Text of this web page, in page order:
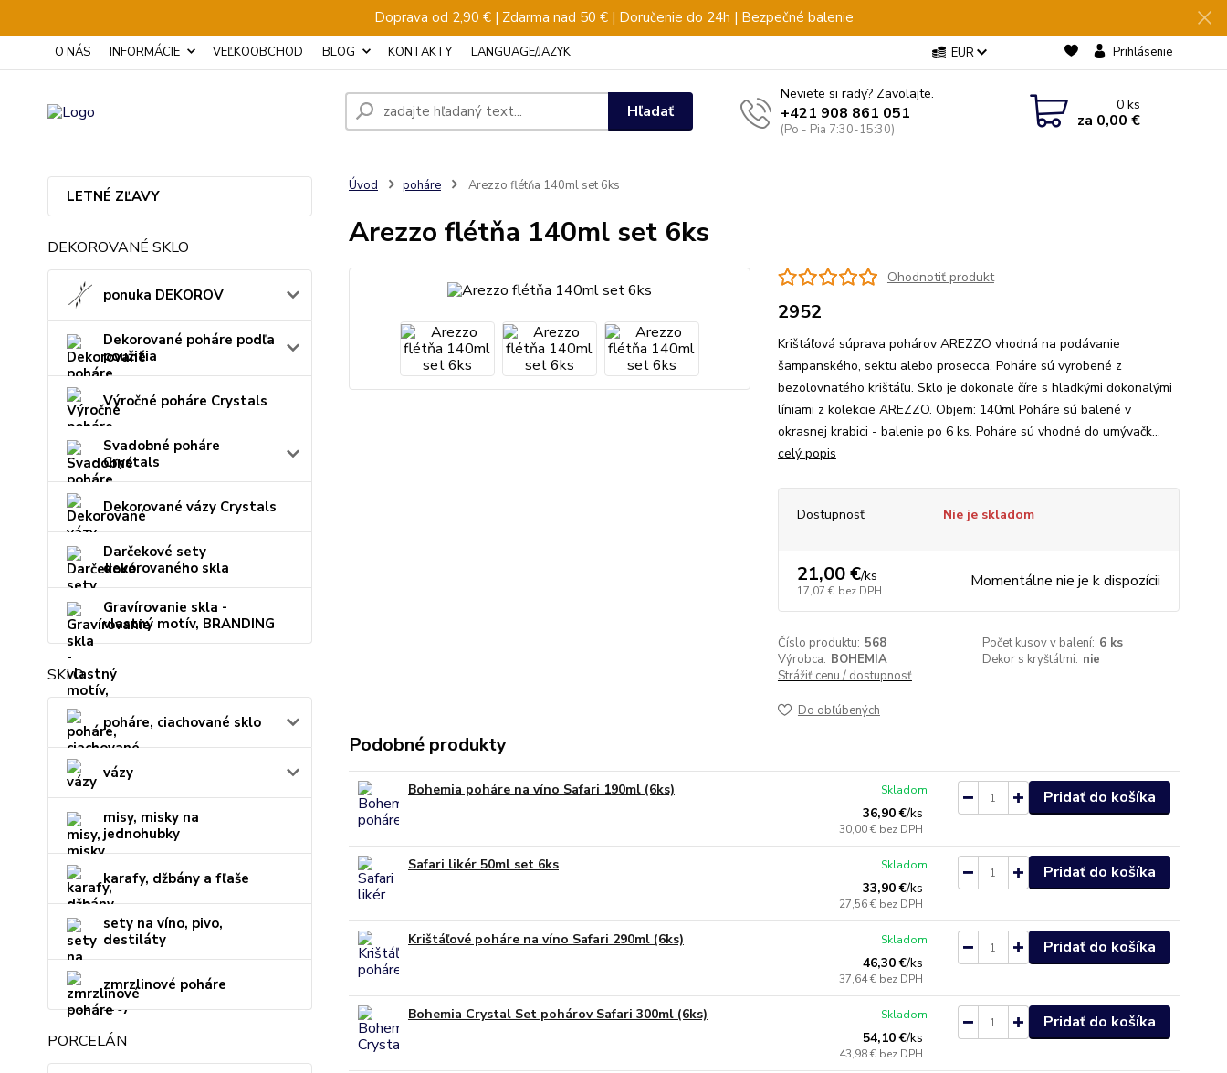
Doprava od 2,90 € | Zdarma nad 50 € | Doručenie do 24h | Bezpečné balenie
O NÁS INFORMÁCIE VEĽKOOBCHOD BLOG KONTAKTY LANGUAGE/JAZYK EUR Prihlásenie
Hľadať
Neviete si rady? Zavolajte.
+421 908 861 051
(Po - Pia 7:30-15:30)
0ks
za 0,00 €
LETNÉ ZĽAVY
DEKOROVANÉ SKLO
ponuka DEKOROV
Dekorované poháre podľa
použitia
Výročné poháre Crystals
Svadobné poháre
Crystals
Dekorované vázy Crystals
Darčekové sety
dekorovaného skla
Gravírovanie skla -
vlastný motív, BRANDING
SKLO
poháre, ciachované sklo
vázy
misy, misky na
jednohubky
karafy, džbány a fľaše
sety na víno, pivo,
destiláty
zmrzlinové poháre
PORCELÁN
Úvod poháre Arezzo flétňa 140ml set 6ks
Arezzo flétňa 140ml set 6ks
Ohodnotiť produkt
2952
Krištáľová súprava pohárov AREZZO vhodná na podávanie
šampanského, sektu alebo prosecca. Poháre sú vyrobené z
bezolovnatého krištáľu. Sklo je dokonale číre s hladkými dokonalými
líniami z kolekcie AREZZO. Objem: 140ml Poháre sú balené v
okrasnej krabici - balenie po 6 ks. Poháre sú vhodné do umývačk...
celý popis
Dostupnosť Nie je skladom
21,00 €/ks
17,07 € bez DPH Momentálne nie je k dispozícii
Číslo produktu: 568 Počet kusov v balení: 6 ks
Výrobca: BOHEMIA Dekor s kryštálmi: nie
Strážiť cenu / dostupnosť
Do obľúbených
Podobné produkty
Bohemia poháre na víno Safari 190ml (6ks)
36,90 €/ks
30,00 € bez DPH
Skladom Pridať do košíka
Safari likér 50ml set 6ks
33,90 €/ks
27,56 € bez DPH
Skladom Pridať do košíka
Krištáľové poháre na víno Safari 290ml (6ks)
46,30 €/ks
37,64 € bez DPH
Skladom Pridať do košíka
Bohemia Crystal Set pohárov Safari 300ml (6ks)
54,10 €/ks
43,98 € bez DPH
Skladom Pridať do košíka